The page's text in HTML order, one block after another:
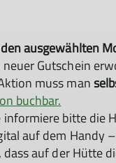
ausgewählten
Gutschein
muss man
buchbar.
bitte die
auf dem Handy
dass auf der Hütte